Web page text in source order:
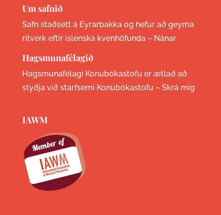
Um safnið
Safn staðsett á Eyrarbakka og hefur að geyma
ritverk eftir íslenska kvenhöfunda – Nánar
Hagsmunafélagið
Hagsmunafélagi Konubókastofu er ætlað að
styðja við starfsemi Konubókastofu – Skrá mig
IAWM